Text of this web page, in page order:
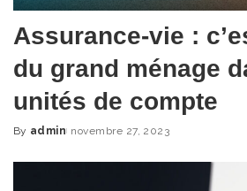
Assurance-vie :
du grand ménage
unités de compte
Posted
By admin novembre 27, 2023